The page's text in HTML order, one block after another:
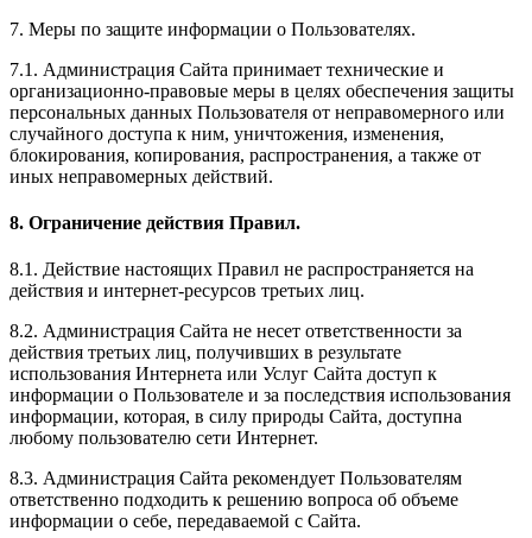
7. Меры по защите информации о Пользователях.
7.1. Администрация Сайта принимает технические и
организационно-правовые меры в целях обеспечения защиты
персональных данных Пользователя от неправомерного или
случайного доступа к ним, уничтожения, изменения,
блокирования, копирования, распространения, а также от
иных неправомерных действий.
8. Ограничение действия Правил.
8.1. Действие настоящих Правил не распространяется на
действия и интернет-ресурсов третьих лиц.
8.2. Администрация Сайта не несет ответственности за
действия третьих лиц, получивших в результате
использования Интернета или Услуг Сайта доступ к
информации о Пользователе и за последствия использования
информации, которая, в силу природы Сайта, доступна
любому пользователю сети Интернет.
8.3. Администрация Сайта рекомендует Пользователям
ответственно подходить к решению вопроса об объеме
информации о себе, передаваемой с Сайта.